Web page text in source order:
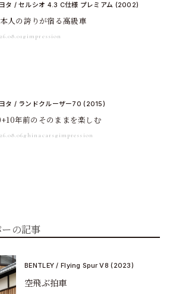
タ / セルシオ 4.3 C仕様 プレミアム (2002)
人の誇りが宿る高級車
#impression
タ / ランドクルーザー70 (2015)
年前のそのままを楽しむ
#hinacars#impression
の記事
BENTLEY / Flying Spur V8 (2023)
空飛ぶ拍車